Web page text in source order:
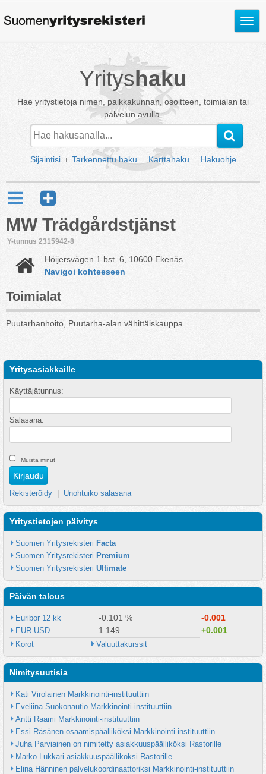
Avaa
Yrityshaku
Hae yritystietoja nimen, paikkakunnan, osoitteen, toimialan tai
palvelun avulla.
Sijaintisi Tarkennettu haku Karttahaku Hakuohje
MW Trädgårdstjänst
Y-tunnus 2315942-8
Höijersvägen 1 bst. 6, 10600 Ekenäs
Navigoi kohteeseen
Toimialat
Puutarhanhoito, Puutarha-alan vähittäiskauppa
Yritysasiakkaille
Käyttäjätunnus:
Salasana:
Muista minut
Rekisteröidy Unohtuiko salasana
Yritystietojen päivitys
Suomen Yritysrekisteri Facta
Suomen Yritysrekisteri Premium
Suomen Yritysrekisteri Ultimate
Päivän talous
Euribor 12 kk -0.101 % -0.001
EUR-USD 1.149 +0.001
Korot Valuuttakurssit
Nimitysuutisia
Kati Virolainen Markkinointi-instituuttiin
Eveliina Suokonautio Markkinointi-instituuttiin
Antti Raami Markkinointi-instituuttiin
Essi Räsänen osaamispäälliköksi Markkinointi-instituuttiin
Juha Parviainen on nimitetty asiakkuuspäälliköksi Rastorille
Marko Lukkari asiakkuuspäälliköksi Rastorille
Elina Hänninen palvelukoordinaattoriksi Markkinointi-instituuttiin